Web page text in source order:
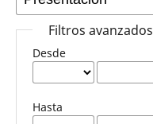
Filtros avanzados
Desde
Hasta